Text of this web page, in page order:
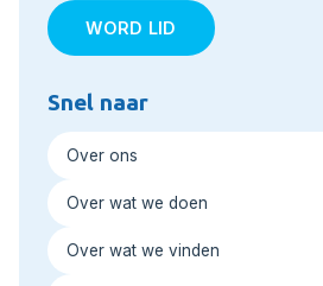
WORD LID
Snel naar
Over ons
Over wat we doen
Over wat we vinden